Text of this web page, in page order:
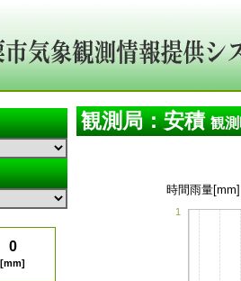
0
[mm]
観測局：安積観
時間雨量[mm]
1